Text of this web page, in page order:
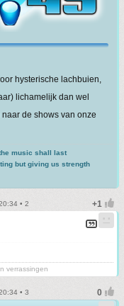
hysterische lachbuien,
lichamelijk dan wel
de shows van onze
music shall last
but giving us strength
• 2
verrassingen
• 3